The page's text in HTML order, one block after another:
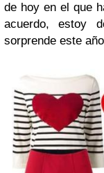
de hoy en el que
acuerdo, estoy
sorprende este